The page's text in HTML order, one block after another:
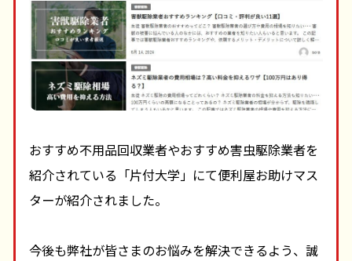
おすすめ不用品回収業者やおすすめ害虫駆除業者を
紹介されている「片付大学」にて便利屋お助けマス
ターが紹介されました。
今後も弊社が皆さまのお悩みを解決できるよう、誠